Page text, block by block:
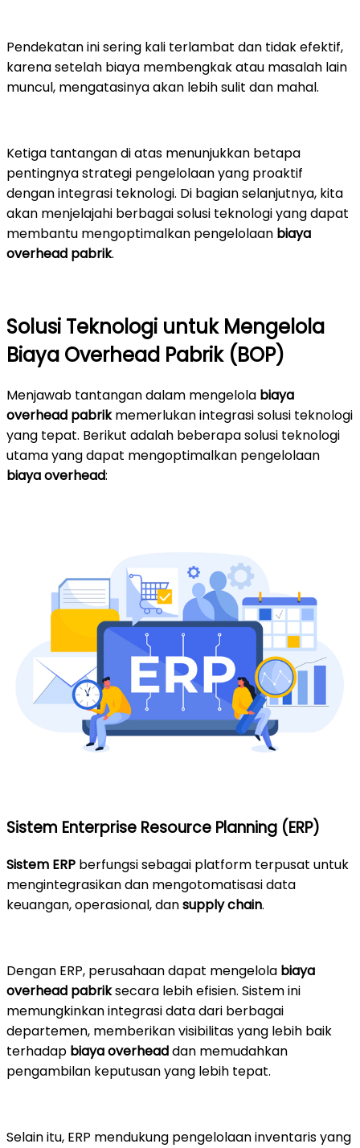
Pendekatan ini sering kali terlambat dan tidak efektif,
karena setelah biaya membengkak atau masalah lain
muncul, mengatasinya akan lebih sulit dan mahal.
Ketiga tantangan di atas menunjukkan betapa
pentingnya strategi pengelolaan yang proaktif
dengan integrasi teknologi. Di bagian selanjutnya, kita
akan menjelajahi berbagai solusi teknologi yang dapat
membantu mengoptimalkan pengelolaan biaya
overhead pabrik.
Solusi Teknologi untuk Mengelola
Biaya Overhead Pabrik (BOP)
Menjawab tantangan dalam mengelola biaya
overhead pabrikmemerlukan integrasi solusi teknologi
yang tepat. Berikut adalah beberapa solusi teknologi
utama yang dapat mengoptimalkan pengelolaan
biaya overhead:
Sistem Enterprise Resource Planning (ERP)
Sistem ERP berfungsi sebagai platform terpusat untuk
mengintegrasikan dan mengotomatisasi data
keuangan, operasional, dansupply chain.
Dengan ERP, perusahaan dapat mengelola biaya
overhead pabriksecara lebih efisien. Sistem ini
memungkinkan integrasi data dari berbagai
departemen, memberikan visibilitas yang lebih baik
terhadap biaya overheaddan memudahkan
pengambilan keputusan yang lebih tepat.
Selain itu, ERP mendukung pengelolaan inventaris yang